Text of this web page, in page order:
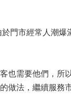
門市經常人潮爆
也需要他們，所
做法，繼續服務